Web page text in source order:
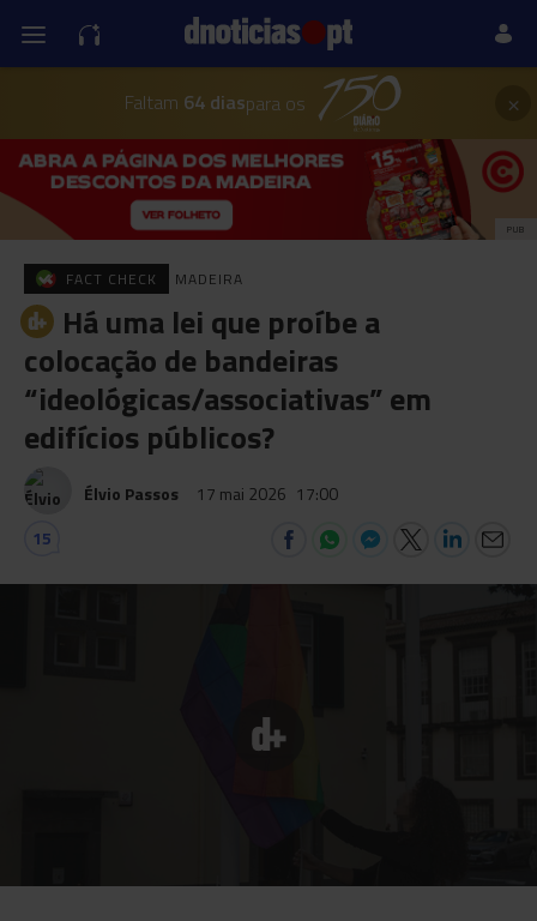
Faltam 64 diaspara os ×
PUB
FACT CHECK MADEIRA
Há uma lei que proíbe a
colocação de bandeiras
“ideológicas/associativas” em
edifícios públicos?
Élvio Passos 17 mai 2026 17:00
15